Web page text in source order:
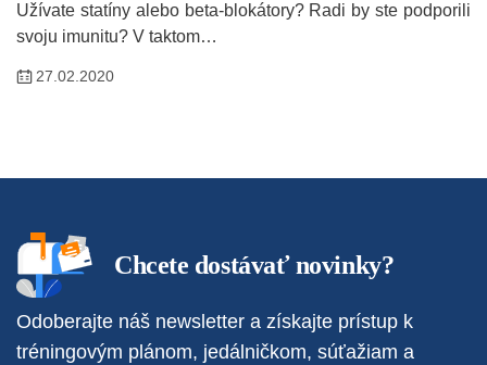
Užívate statíny alebo beta-blokátory? Radi by ste podporili
svoju imunitu? V taktom…
27.02.2020
Chcete dostávať novinky?
Odoberajte náš newsletter a získajte prístup k
tréningovým plánom, jedálničkom, súťažiam a